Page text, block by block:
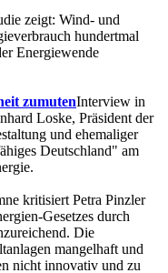
zeigt: Wind- und
hundertmal
Energiewende
zumutenInterview in
Loske, Präsident der
und ehemaliger
Deutschland" am
kritisiert Petra Pinzler
Gesetzes durch
Die
mangelhaft und
nicht innovativ und zu